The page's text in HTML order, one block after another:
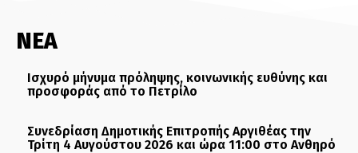
ΝΕΑ
Ισχυρό μήνυμα πρόληψης, κοινωνικής ευθύνης και
προσφοράς από το Πετρίλο
Συνεδρίαση Δημοτικής Επιτροπής Αργιθέας την
Τρίτη 4 Αυγούστου 2026 και ώρα 11:00 στο Ανθηρό